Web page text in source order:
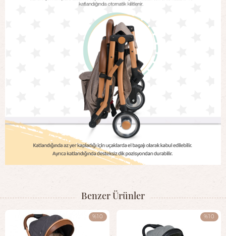
Benzer Ürünler
%10 %10